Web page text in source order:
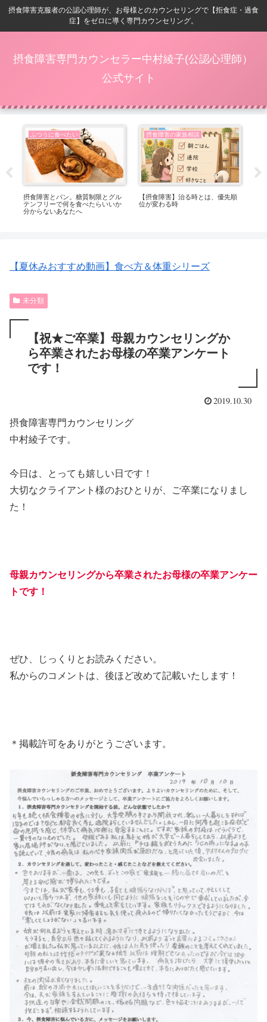
摂食障害克服者の公認心理師が、お母様とのカウンセリングで【拒食症・過食
症】をゼロに導く専門カウンセリング。
摂食障害専門カウンセラー中村綾子(公認心理師）
公式サイト
ふつうに食べたい
摂食障害とパン。糖質制限とグル
テンフリーで何を食べたらいいか
分からないあなたへ
摂食障害の家族相談
【摂食障害】治る時とは、優先順
位が変わる時
【夏休みおすすめ動画】食べ方＆体重シリーズ
未分類
【祝★ご卒業】母親カウンセリングか
ら卒業されたお母様の卒業アンケート
です！
2019.10.30
摂食障害専門カウンセリング
中村綾子です。
今日は、とっても嬉しい日です！
大切なクライアント様のおひとりが、ご卒業になりまし
た！
母親カウンセリングから卒業されたお母様の卒業アンケー
トです！
ぜひ、じっくりとお読みください。
私からのコメントは、後ほど改めて記載いたします！
＊掲載許可をありがとうございます。